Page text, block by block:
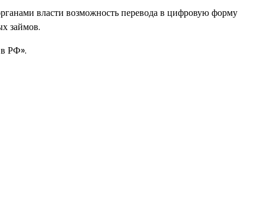
власти возможность перевода в цифровую форму
займов.
РФ».